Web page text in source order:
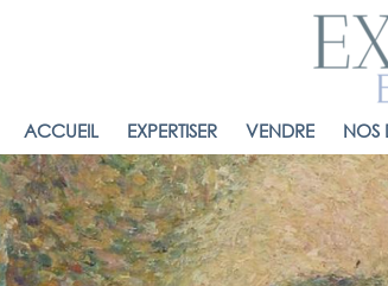
ACCUEIL EXPERTISER VENDRE NOS